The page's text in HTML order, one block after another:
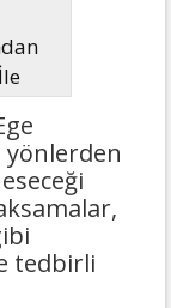
yönlerden
tedbirli